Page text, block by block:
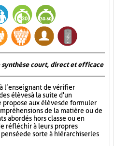
synthèse court, direct et efficace
l’enseignant de vérifier
élèves à la suite d'un
aux élèves de formuler
de la matière ou de
abordés hors classe ou en
réfléchir à leurs propres
de sorte à hiérarchiser les